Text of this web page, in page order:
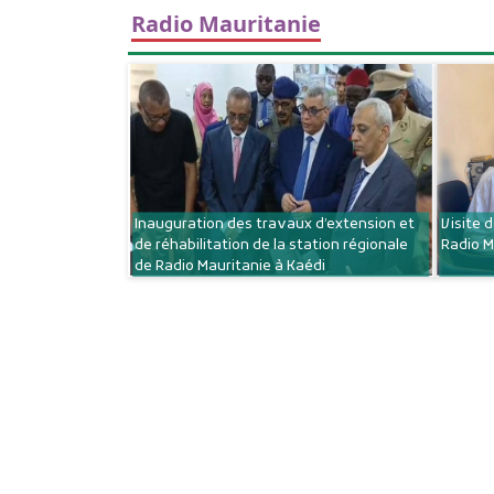
Radio Mauritanie
Visite
Radio
Inauguration des travaux d’extension et
de réhabilitation de la station régionale
de Radio Mauritanie à Kaédi